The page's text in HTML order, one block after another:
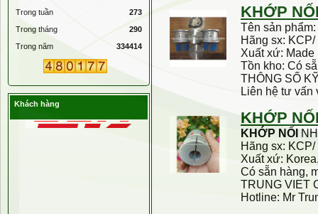
KHỚP
Tên sản phẩm:
Hãng sx:
Xuất xứ: Made
Tồn kho: Có
THÔNG SỐ
Liên hệ tư vấn
KHỚP
KHỚP NỐI
Hãng sx:
Xuất xứ:
Có sẵn hàng,
TRUNG VIET
Hotline: Mr
Trong tuần
273
Trong tháng
290
Trong năm
334414
Khách hàng